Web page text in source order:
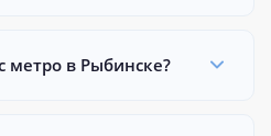
метро в Рыбинске?